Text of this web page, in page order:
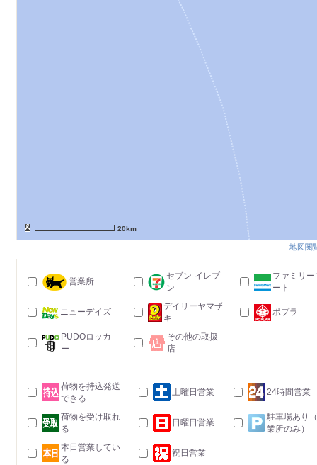
20km
地図閲
営業所
セブン-イレブ
ン
ファミリー
ート
ニューデイズ
デイリーヤマザ
キ
ポプラ
PUDOロッカ
ー
その他の取扱
店
荷物を持込発送
できる
土曜日営業 24時間営業
荷物を受け取れ
る
日曜日営業
駐車場あり
業所のみ）
本日営業してい
る
祝日営業